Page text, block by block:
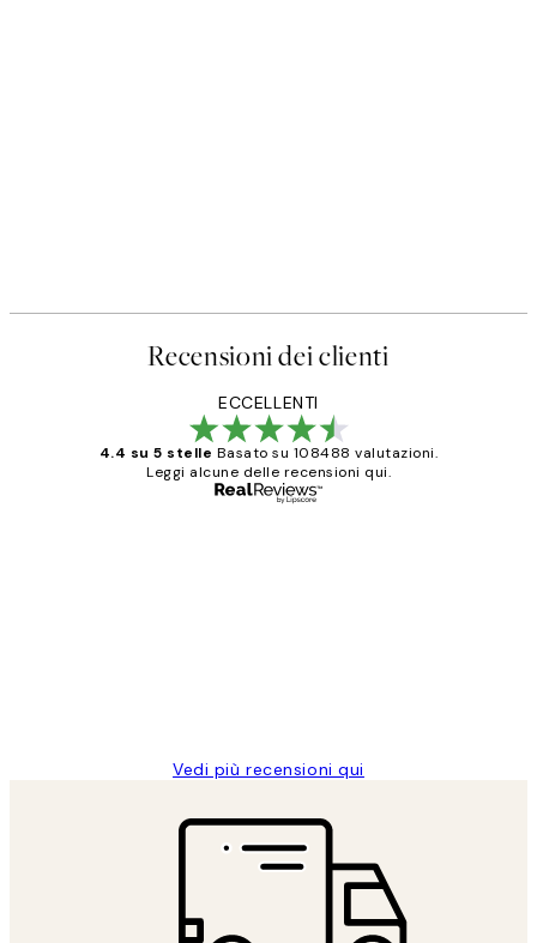
Recensioni dei clienti
ECCELLENTI
4.4 su 5 stelle Basato su 108488 valutazioni.
Leggi alcune delle recensioni qui.
Vedi più recensioni qui